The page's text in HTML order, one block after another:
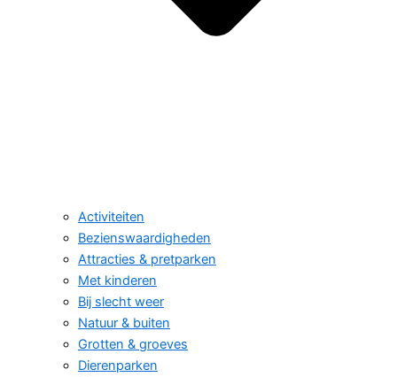
Activiteiten
Bezienswaardigheden
Attracties & pretparken
Met kinderen
Bij slecht weer
Natuur & buiten
Grotten & groeves
Dierenparken